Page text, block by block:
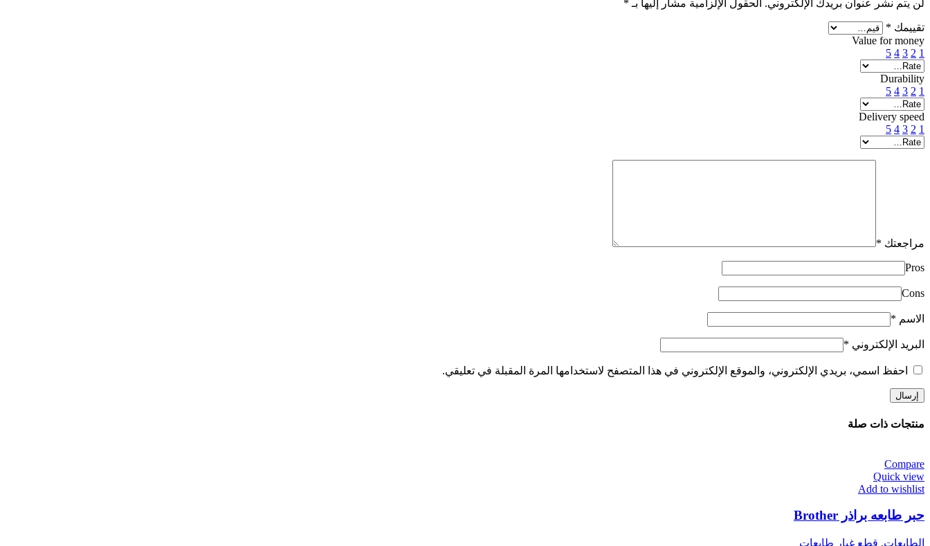
لن يتم نشر عنوان بريدك الإلكتروني. الحقول الإلزامية مشار إليها بـ *
تقييمك *
Value for money
1
2
3
4
5
Durability
1
2
3
4
5
Delivery speed
1
2
3
4
5
مراجعتك *
Pros
Cons
الاسم *
البريد الإلكتروني *
احفظ اسمي، بريدي الإلكتروني، والموقع الإلكتروني في هذا المتصفح لاستخدامها المرة المقبلة في تعليقي.
منتجات ذات صلة
Compare
Quick view
Add to wishlist
حبر طابعه براذر Brother
الطابعات, قطع غيار طابعات